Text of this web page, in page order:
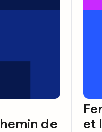
de
et